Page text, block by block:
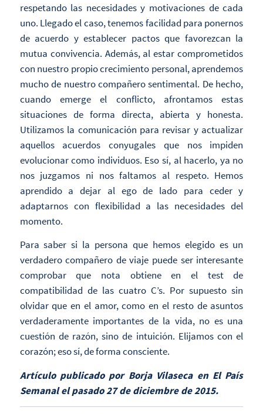
respetando las necesidades y motivaciones de cada
uno. Llegado el caso, tenemos facilidad para ponernos
de acuerdo y establecer pactos que favorezcan la
mutua convivencia. Además, al estar comprometidos
con nuestro propio crecimiento personal, aprendemos
mucho de nuestro compañero sentimental. De hecho,
cuando emerge el conflicto, afrontamos estas
situaciones de forma directa, abierta y honesta.
Utilizamos la comunicación para revisar y actualizar
aquellos acuerdos conyugales que nos impiden
evolucionar como individuos. Eso sí, al hacerlo, ya no
nos juzgamos ni nos faltamos al respeto. Hemos
aprendido a dejar al ego de lado para ceder y
adaptarnos con flexibilidad a las necesidades del
momento.
Para saber si la persona que hemos elegido es un
verdadero compañero de viaje puede ser interesante
comprobar que nota obtiene en el test de
compatibilidad de las cuatro C’s. Por supuesto sin
olvidar que en el amor, como en el resto de asuntos
verdaderamente importantes de la vida, no es una
cuestión de razón, sino de intuición. Elijamos con el
corazón; eso sí, de forma consciente.
Artículo publicado por Borja Vilaseca en El País
Semanal el pasado 27 de diciembre de 2015.